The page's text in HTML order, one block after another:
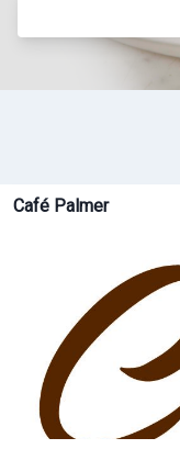
Café Palmer